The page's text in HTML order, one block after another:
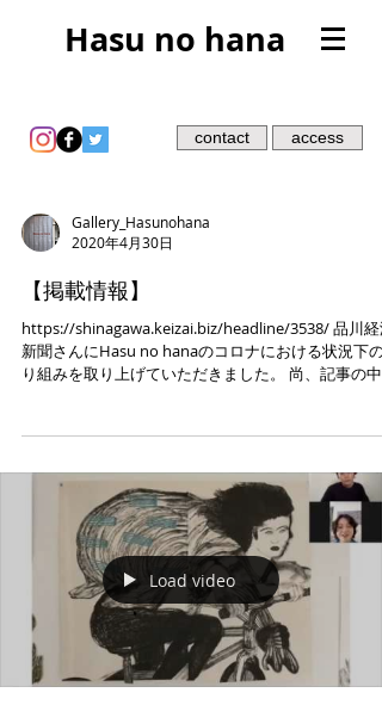
Hasu no hana
contact access
Gallery_Hasunohana
2020年4月30日
【掲載情報】
https://shinagawa.keizai.biz/headline/3538/ 品川経
新聞さんにHasu no hanaのコロナにおける状況下の
り組みを取り上げていただきました。 尚、記事の中で
Load video